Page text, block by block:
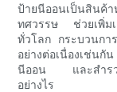
ป้ายนีออนเป็นสินค้
ทศวรรษ ช่วยเพิ่มเ
ทั่วโลก กระบวนกา
อย่างต่อเนื่องเช่นกั
นีออน และสำรวจ
อย่างไร